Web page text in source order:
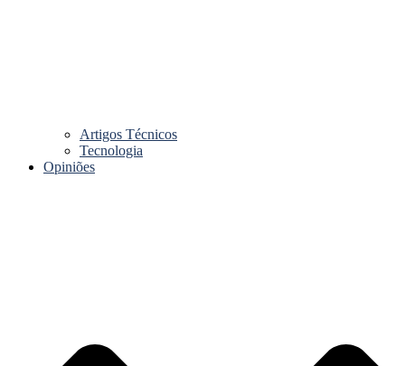
Artigos Técnicos
Tecnologia
Opiniões